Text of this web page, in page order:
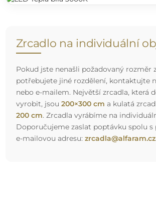
Zrcadlo na individuální
Pokud jste nenašli požadovaný rozměr
potřebujete jiné rozdělení, kontaktujte
nebo e-mailem. Největší zrcadla, která
vyrobit, jsou 200×300 cm a kulatá
200 cm. Zrcadla vyrábíme na
Doporučujeme zaslat poptávku spolu s
e-mailovou adresu: zrcadla@alfaram.cz.